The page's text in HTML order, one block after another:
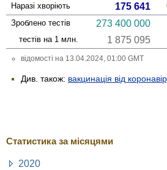
Наразі хворіють 175 641
Зроблено тестів 273 400 000
тестів на 1 млн. 1 875 095
відомості на 13.04.2024, 01:00 GMT
Див. також: вакцинація від
Статистика за місяцями
2020